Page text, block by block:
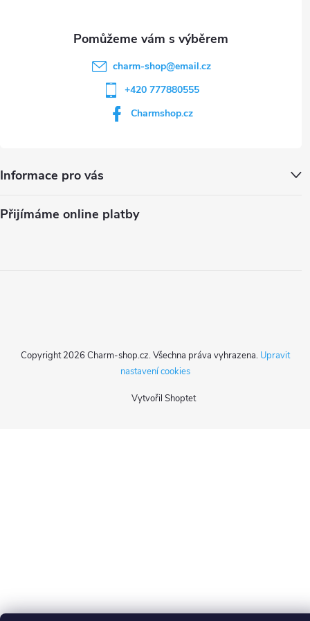
charm-shop@email.cz
+420 777880555
Charmshop.cz
Informace pro vás
Přijímáme online platby
Vytvořil Shoptet
Copyright 2026 Charm-shop.cz. Všechna práva vyhrazena. Upravit
nastavení cookies